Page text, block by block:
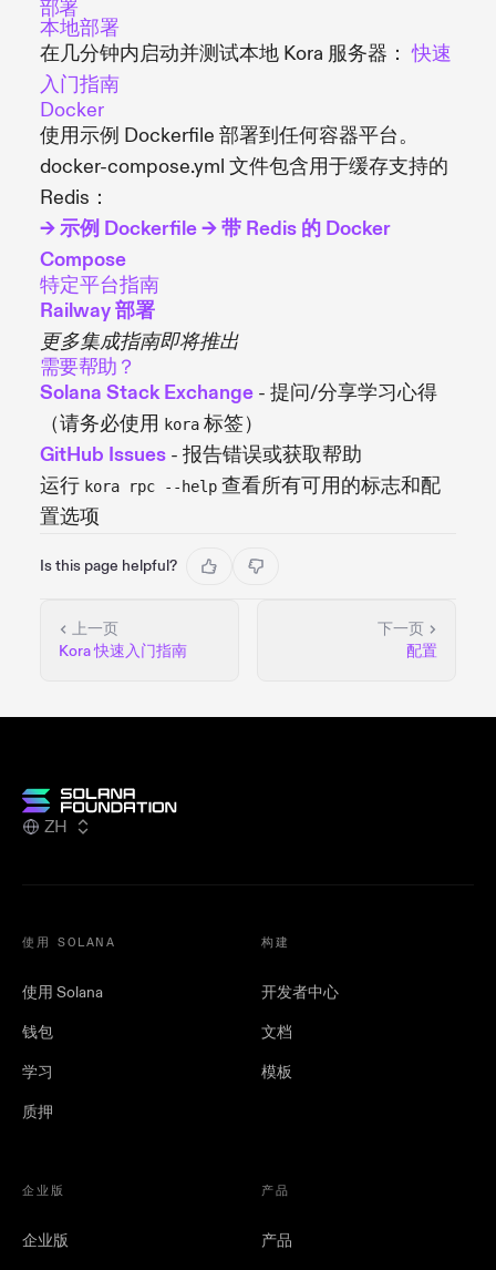
部署
本地部署
在几分钟内启动并测试本地 Kora 服务器：快速
入门指南
Docker
使用示例 Dockerfile 部署到任何容器平台。
docker-compose.yml 文件包含用于缓存支持的
Redis：
→ 示例 Dockerfile→ 带 Redis 的 Docker
Compose
特定平台指南
Railway 部署
更多集成指南即将推出
需要帮助？
Solana Stack Exchange - 提问/分享学习心得
（请务必使用 kora 标签）
GitHub Issues - 报告错误或获取帮助
运行 kora rpc --help 查看所有可用的标志和配
置选项
Is this page helpful?
上一页
Kora 快速入门指南
下一页
配置
ZH
使用 SOLANA
使用 Solana
钱包
学习
质押
构建
开发者中心
文档
模板
企业版
企业版
产品
产品